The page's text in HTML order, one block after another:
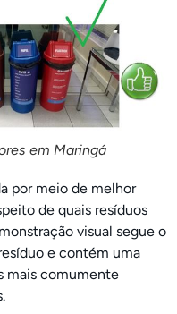
em Maringá
por meio de melhor
de quais resíduos
visual segue o
e contém uma
mais comumente